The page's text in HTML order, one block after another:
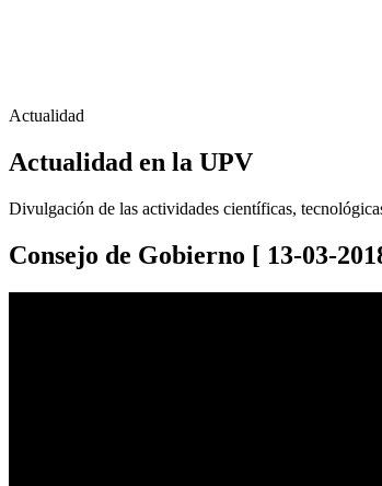
Actualidad
Actualidad en la UPV
Divulgación de las actividades científicas,
Consejo de Gobierno [ 13-03-